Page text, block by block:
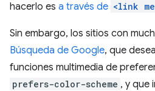
hacerlo es a través de <link
Sin embargo, los sitios con
Búsqueda de Google, que
funciones multimedia de
prefers-color-scheme , y que